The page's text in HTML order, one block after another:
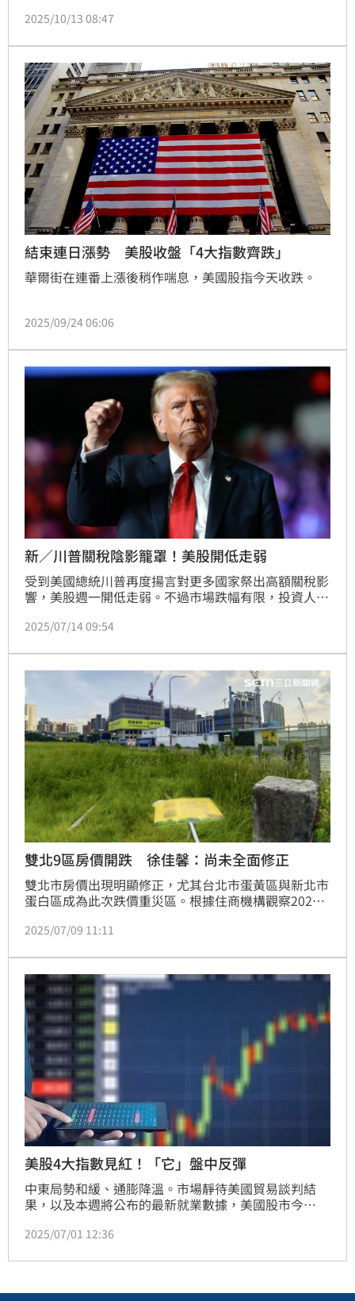
全面崩跌。對此，財經網美胡采蘋也表示，很多人都被
2025/10/13 08:47
結束連日漲勢 美股收盤「4大指數齊跌」
華爾街在連番上漲後稍作喘息，美國股指今天收跌。
2025/09/24 06:06
新／川普關稅陰影籠罩！美股開低走弱
受到美國總統川普再度揚言對更多國家祭出高額關稅影
響，美股週一開低走弱。不過市場跌幅有限，投資人預
開盤，四大指數走跌。
2025/07/14 09:54
雙北9區房價開跌 徐佳馨：尚未全面修正
雙北市房價出現明顯修正，尤其台北市蛋黃區與新北市
蛋白區成為此次跌價重災區。根據住商機構觀察2025
下跌，新北市泰山區年跌8.1%居冠，台北市信義區年
室賴志昶指出，市場氣氛保守，買方回歸理性不追高，
是價格調整主因。(陳韋帆)
2025/07/09 11:11
美股4大指數見紅！「它」盤中反彈
中東局勢和緩、通膨降溫。市場靜待美國貿易談判結
果，以及本週將公布的最新就業數據，美國股市今
2025/07/01 12:36